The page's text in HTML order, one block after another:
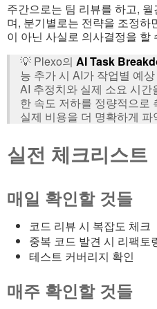
주간으로는 팀 리뷰를 하고,
며, 분기별로는 전략을 조정
이 아닌 사실로 의사결정을 할
💡 Plexo의 AI Task
능 추가 시 AI가 작업별 예
AI 추정치와 실제 소요 시
한 속도 저하를 정량적으로
실제 비용을 더 명확하게
실전 체크리스트
매일 확인할 것들
코드 리뷰 시 복잡도 체크
중복 코드 발견 시 리팩토
테스트 커버리지 확인
매주 확인할 것들